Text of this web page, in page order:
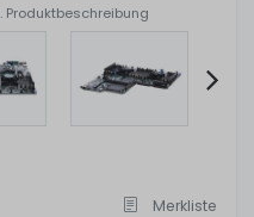
Produktbeschreibung
Merkliste